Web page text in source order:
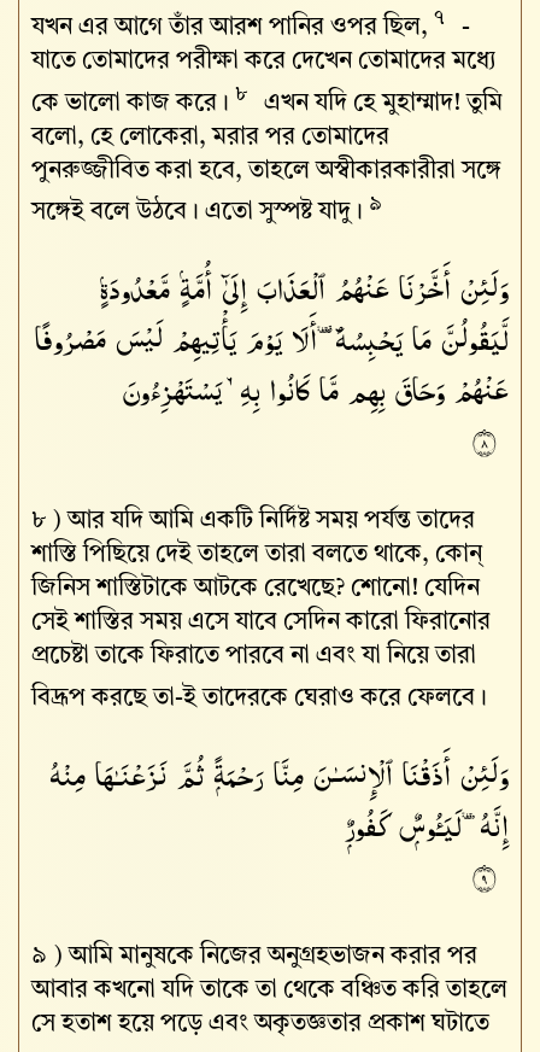
যখন এর আগে তাঁর আরশ পানির ওপর ছিল, ৭
-
যাতে তোমাদের পরীক্ষা করে দেখেন তোমাদের মধ্যে
কে ভালো কাজ করে। ৮
এখন যদি হে মুহাম্মাদ! তুমি
বলো, হে লোকেরা, মরার পর তোমাদের
পুনরুজ্জীবিত করা হবে, তাহলে অস্বীকারকারীরা সঙ্গে
সঙ্গেই বলে উঠবে। এতো সুস্পষ্ট যাদু। ৯
৮ ) আর যদি আমি একটি নির্দিষ্ট সময় পর্যন্ত তাদের
শাস্তি পিছিয়ে দেই তাহলে তারা বলতে থাকে, কোন্
জিনিস শাস্তিটাকে আটকে রেখেছে? শোনো! যেদিন
সেই শাস্তির সময় এসে যাবে সেদিন কারো ফিরানোর
প্রচেষ্টা তাকে ফিরাতে পারবে না এবং যা নিয়ে তারা
বিদ্রূপ করছে তা-ই তাদেরকে ঘেরাও করে ফেলবে।
وَلَئِنْ أَخَّرْنَا عَنْهُمُ ٱلْعَذَابَ إِلَىٰٓ أُمَّةٍۢ مَّعْدُودَةٍۢ
لَّيَقُولُنَّ مَا يَحْبِسُهُۥٓ ۗ أَلَا يَوْمَ يَأْتِيهِمْ لَيْسَ مَصْرُوفًا
عَنْهُمْ وَحَاقَ بِهِم مَّا كَانُوا۟ بِهِۦ يَسْتَهْزِءُونَ
٨
৯ )আমি মানুষকে নিজের অনুগ্রহভাজন করার পর
আবার কখনো যদি তাকে তা থেকে বঞ্চিত করি তাহলে
সে হতাশ হয়ে পড়ে এবং অকৃতজ্ঞতার প্রকাশ ঘটাতে
وَلَئِنْ أَذَقْنَا ٱلْإِنسَـٰنَ مِنَّا رَحْمَةًۭ ثُمَّ نَزَعْنَـٰهَا مِنْهُ
إِنَّهُۥ لَيَـُٔوسٌۭ كَفُورٌۭ
٩